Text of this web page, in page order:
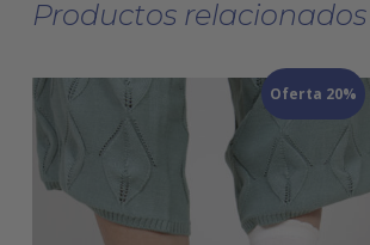
Productos relacionados
Oferta 20%